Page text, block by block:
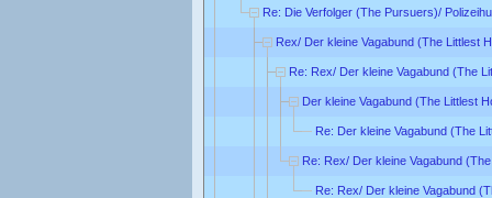
Re: Die Verfolger (The Pursuers)/
Rex/ Der kleine Vagabund (The Littlest
Re: Rex/ Der kleine Vagabund (The
Der kleine Vagabund (The Littlest
Re: Der kleine Vagabund (The
Re: Rex/ Der kleine Vagabund
Re: Rex/ Der kleine Vagabund